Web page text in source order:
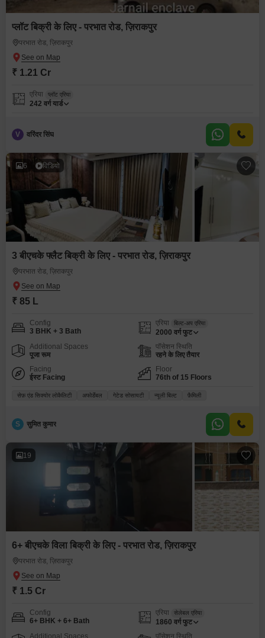
प्लॉट बिक्री के लिए - परभात रोड, ज़िराकपुर
परभात रोड, ज़िराकपुर
₹ 1.21 Cr
एरिया प्लॉट एरिया
242 वर्ग यार्ड
V वरिंदर सिंघ
6 विडियो
3 बीएचके फ्लैट बिक्री के लिए - परभात रोड, ज़िराकपुर
परभात रोड, ज़िराकपुर
₹ 85 L
Config
3 BHK + 3 Bath
एरिया बिल्ट-अप एरिया
2000 वर्ग फुट
Additional Spaces
पूजा रूम
पॉसेशन स्थिति
रहने के लिए तैयार
Facing
ईस्ट Facing
Floor
76th of 15 Floors
सेफ़ एंड सिक्योर लोकैलिटी अफोर्डेबल गेटेड सोसायटी न्यूली बिल्ट फ़ैमिली
S सुमित कुमार
19
6+ बीएचके विला बिक्री के लिए - परभात रोड, ज़िराकपुर
परभात रोड, ज़िराकपुर
₹ 1.5 Cr
Config
6+ BHK + 6+ Bath
एरिया सेलेबल एरिया
1860 वर्ग फुट
Additional Spaces
पॉसेशन स्थिति